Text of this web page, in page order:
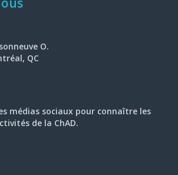
O.
QC
médias sociaux pour connaître les
de la ChAD.